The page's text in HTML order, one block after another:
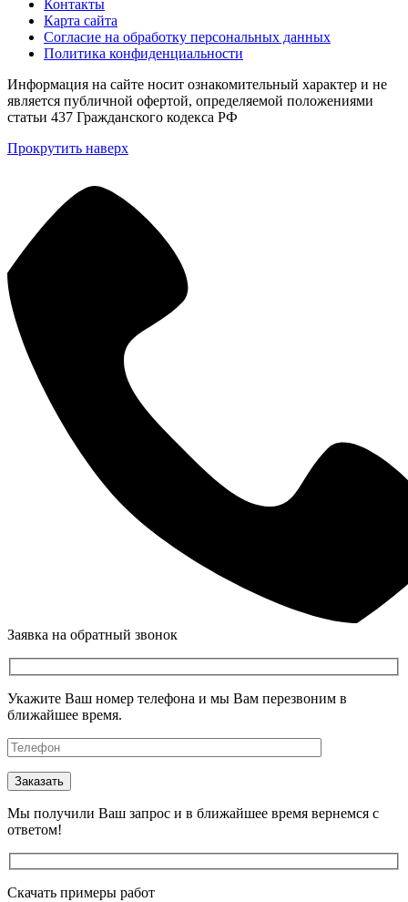
Контакты
Карта сайта
Согласие на обработку персональных данных
Политика конфиденциальности
Информация на сайте носит ознакомительный характер и не
является публичной офертой, определяемой положениями
статьи 437 Гражданского кодекса РФ
Прокрутить наверх
Заявка на обратный звонок
Укажите Ваш номер телефона и мы Вам перезвоним в
ближайшее время.
Мы получили Ваш запрос и в ближайшее время вернемся с
ответом!
Скачать примеры работ